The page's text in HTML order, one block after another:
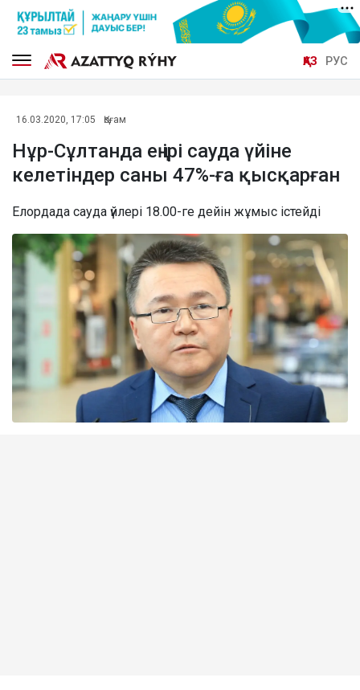
ҚАЗ РУС
16.03.2020, 17:05 Қоғам
Нұр-Сұлтанда ең ірі сауда үйіне
келетіндер саны 47%-ға қысқарған
Елордада сауда үйлері 18.00-ге дейін жұмыс істейді